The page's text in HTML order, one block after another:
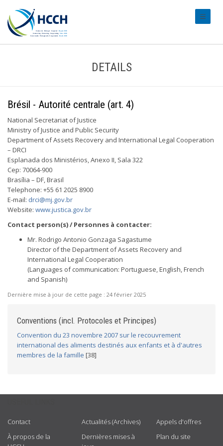
DETAILS
Brésil - Autorité centrale (art. 4)
National Secretariat of Justice
Ministry of Justice and Public Security
Department of Assets Recovery and International Legal Cooperation
– DRCI
Esplanada dos Ministérios, Anexo II, Sala 322
Cep: 70064-900
Brasília – DF, Brasil
Telephone: +55 61 2025 8900
E-mail: drci@mj.gov.br
Website: www.justica.gov.br
Contact person(s) / Personnes à contacter:
Mr. Rodrigo Antonio Gonzaga Sagastume
Director of the Department of Assets Recovery and
International Legal Cooperation
(Languages of communication: Portuguese, English, French
and Spanish)
Dernière mise à jour de cette page : 24 février 2025
Conventions (incl. Protocoles et Principes)
Convention du 23 novembre 2007 sur le recouvrement
international des aliments destinés aux enfants et à d'autres
membres de la famille [38]
Contact
À propos de la
Actualités (Archives)
Dernières mises à
Appels d'offres
Plan du site